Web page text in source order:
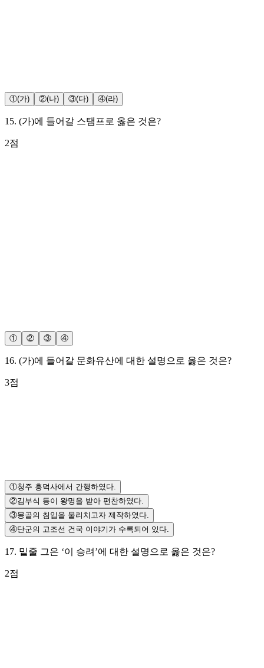
①(가) ②(나) ③(다) ④(라)
15. (가)에 들어갈 스탬프로 옳은 것은?
2점
① ② ③ ④
16. (가)에 들어갈 문화유산에 대한 설명으로 옳은 것은?
3점
①청주 흥덕사에서 간행하였다.
②김부식 등이 왕명을 받아 편찬하였다.
③몽골의 침입을 물리치고자 제작하였다.
④단군의 고조선 건국 이야기가 수록되어 있다.
17. 밑줄 그은 ‘이 승려’에 대한 설명으로 옳은 것은?
2점